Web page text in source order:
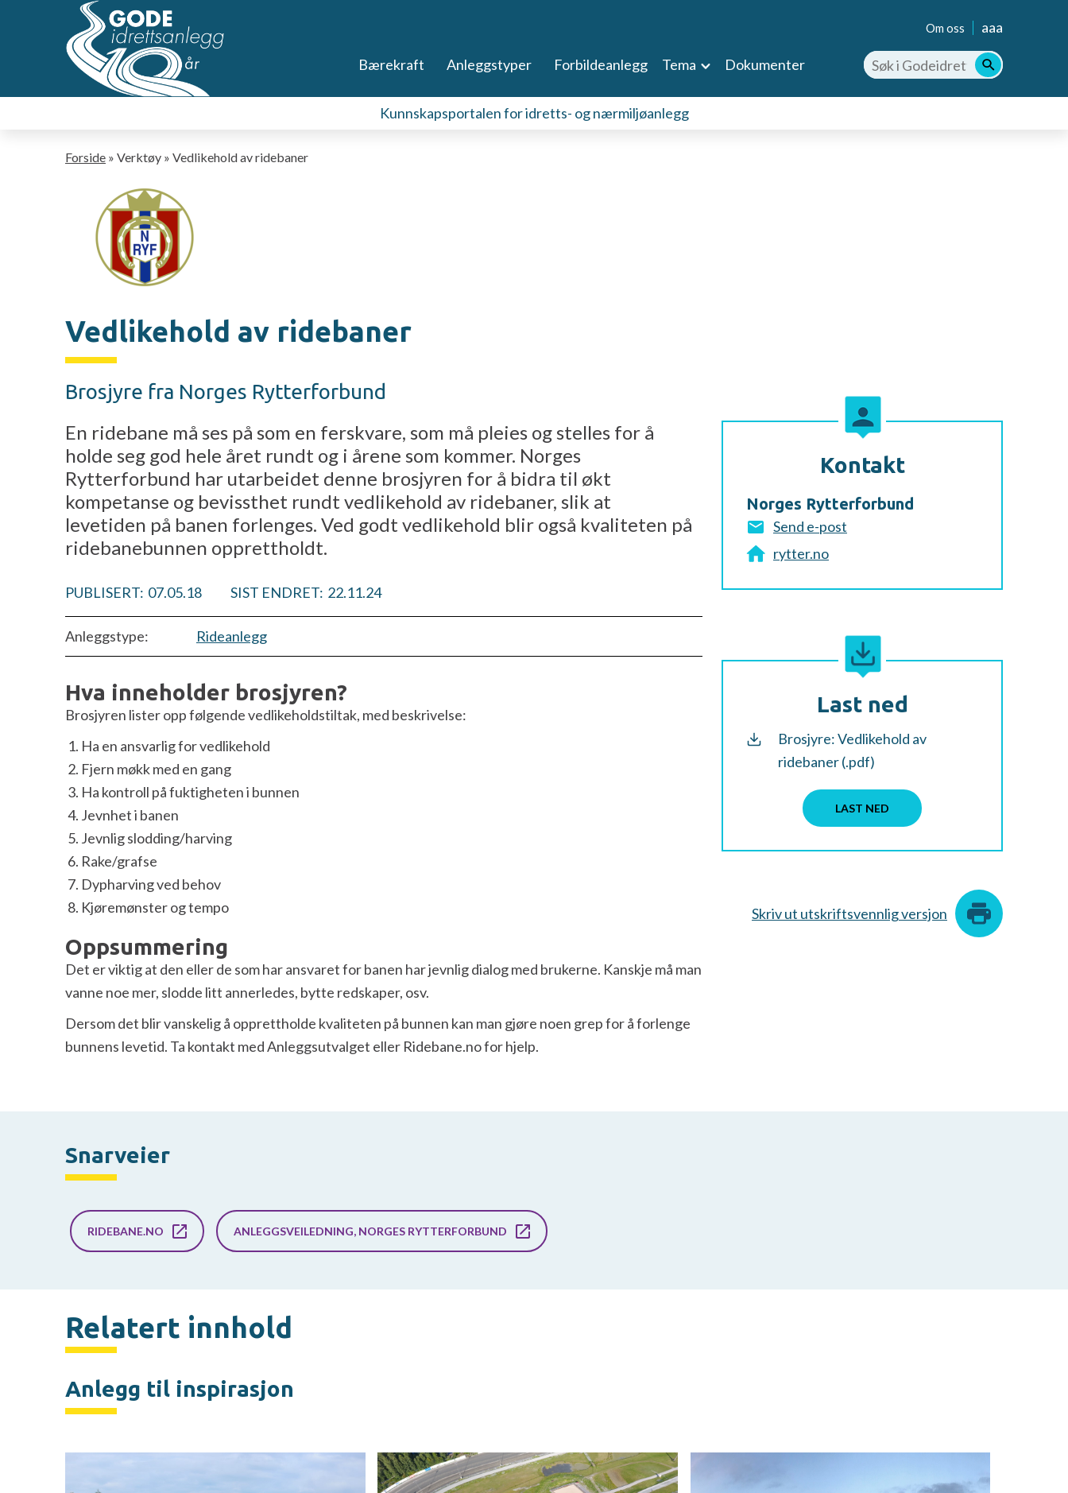
hovedsideinnhold
Om oss aaa
Bærekraft Anleggstyper Forbildeanlegg Tema Dokumenter
Kunnskapsportalen for idretts- og nærmiljøanlegg
Navigasjonssti
Forside Verktøy Vedlikehold av ridebaner
Vedlikehold av ridebaner
Brosjyre fra Norges Rytterforbund
En ridebane må ses på som en ferskvare, som må pleies og stelles for å
holde seg god hele året rundt og i årene som kommer. Norges
Rytterforbund har utarbeidet denne brosjyren for å bidra til økt
kompetanse og bevissthet rundt vedlikehold av ridebaner, slik at
levetiden på banen forlenges. Ved godt vedlikehold blir også kvaliteten på
ridebanebunnen opprettholdt.
PUBLISERT: 07.05.18 SIST ENDRET: 22.11.24
Anleggstype: Rideanlegg
Hva inneholder brosjyren?
Brosjyren lister opp følgende vedlikeholdstiltak, med beskrivelse:
Ha en ansvarlig for vedlikehold
Fjern møkk med en gang
Ha kontroll på fuktigheten i bunnen
Jevnhet i banen
Jevnlig slodding/harving
Rake/grafse
Dypharving ved behov
Kjøremønster og tempo
Oppsummering
Det er viktig at den eller de som har ansvaret for banen har jevnlig dialog med brukerne. Kanskje må man
vanne noe mer, slodde litt annerledes, bytte redskaper, osv.
Dersom det blir vanskelig å opprettholde kvaliteten på bunnen kan man gjøre noen grep for å forlenge
bunnens levetid. Ta kontakt med Anleggsutvalget eller Ridebane.no for hjelp.
Kontakt
Norges Rytterforbund
Send e-post
rytter.no
Last ned
Brosjyre: Vedlikehold av
ridebaner (.pdf)
LAST NED
Skriv ut utskriftsvennlig versjon
Snarveier
RIDEBANE.NO ANLEGGSVEILEDNING, NORGES RYTTERFORBUND
Relatert innhold
Anlegg til inspirasjon